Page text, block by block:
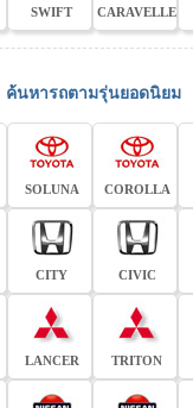
SWIFT CARAVELLE
ค้นหารถตามรุ่นยอดนิยม
SOLUNA COROLLA
CITY CIVIC
LANCER TRITON